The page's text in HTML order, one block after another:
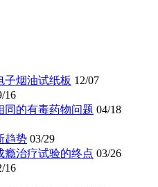
子烟油试纸板 12/07
16
同的有毒药物问题 04/18
趋势 03/29
瘾治疗试验的终点 03/26
16